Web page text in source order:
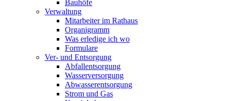
Bauhöfe
Verwaltung
Mitarbeiter im Rathaus
Organigramm
Was erledige ich wo
Formulare
Ver- und Entsorgung
Abfallentsorgung
Wasserversorgung
Abwasserentsorgung
Strom und Gas